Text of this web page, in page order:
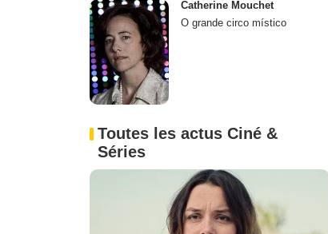
Catherine Mouchet
O grande circo místico
Toutes les actus Ciné &
Séries